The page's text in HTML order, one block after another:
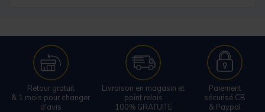
Retour gratuit
& 1 mois pour changer
d'avis
Livraison en magasin et
point relais
100% GRATUITE
Paiement
sécurisé CB
& Paypal